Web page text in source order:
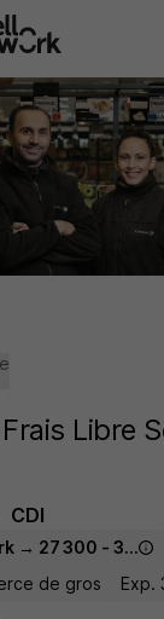
Libre
CDI
→ 27 300 - 35
de gros
Exp.